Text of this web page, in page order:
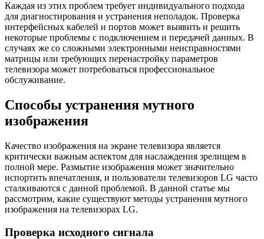
Каждая из этих проблем требует индивидуального подхода
для диагностирования и устранения неполадок. Проверка
интерфейсных кабелей и портов может выявить и решить
некоторые проблемы с подключением и передачей данных. В
случаях же со сложными электронными неисправностями
матрицы или требующих перенастройку параметров
телевизора может потребоваться профессиональное
обслуживание.
Способы устранения мутного
изображения
Качество изображения на экране телевизора является
критически важным аспектом для наслаждения зрелищем в
полной мере. Размытие изображения может значительно
испортить впечатления, и пользователи телевизоров LG часто
сталкиваются с данной проблемой. В данной статье мы
рассмотрим, какие существуют методы устранения мутного
изображения на телевизорах LG.
Проверка исходного сигнала